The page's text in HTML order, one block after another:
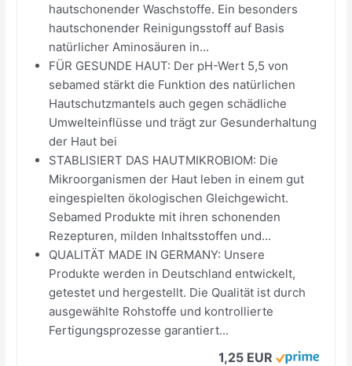
hautschonender Waschstoffe. Ein besonders
hautschonender Reinigungsstoff auf Basis
natürlicher Aminosäuren in...
FÜR GESUNDE HAUT: Der pH-Wert 5,5 von
sebamed stärkt die Funktion des natürlichen
Hautschutzmantels auch gegen schädliche
Umwelteinflüsse und trägt zur Gesunderhaltung
der Haut bei
STABLISIERT DAS HAUTMIKROBIOM: Die
Mikroorganismen der Haut leben in einem gut
eingespielten ökologischen Gleichgewicht.
Sebamed Produkte mit ihren schonenden
Rezepturen, milden Inhaltsstoffen und...
QUALITÄT MADE IN GERMANY: Unsere
Produkte werden in Deutschland entwickelt,
getestet und hergestellt. Die Qualität ist durch
ausgewählte Rohstoffe und kontrollierte
Fertigungsprozesse garantiert...
1,25 EUR